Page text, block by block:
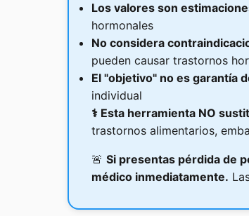
Los valores son
hormonales
No considera
pueden causar trastornos
El "objetivo" no es garantía
individual
⚕️ Esta herramienta NO
trastornos alimentarios,
🚨 Si presentas pérdida de
médico inmediatamente.